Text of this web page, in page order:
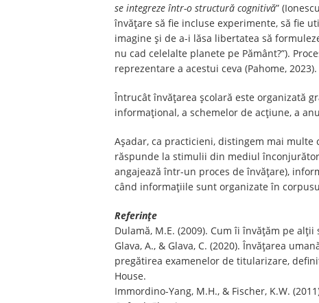
se integreze într-o structură cognitivă”
învățare să fie incluse experimente, să fie
imagine și de a-i lăsa libertatea să
nu cad celelalte planete pe Pământ?”).
reprezentare a acestui ceva (Pahome, 2023).
Întrucât învățarea școlară este organizată
informațional, a schemelor de acțiune, a
Așadar, ca practicieni, distingem mai
răspunde la stimulii din mediul
angajează într-un proces de învățare),
când informațiile sunt organizate în
Referințe
Dulamă, M.E. (2009). Cum îi învăţăm pe
Glava, A., & Glava, C. (2020). Învățarea
pregătirea examenelor de titularizare,
House.
Immordino-Yang, M.H., & Fischer, K.W.